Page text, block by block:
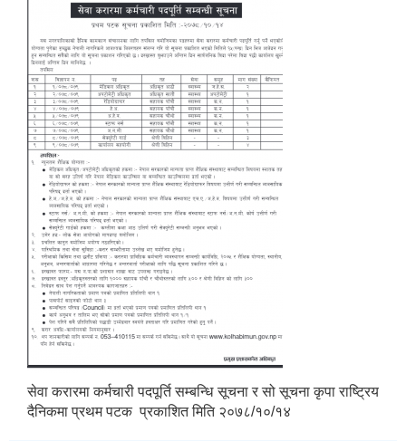
सेवा करारमा कर्मचारी पदपूर्ति सम्बन्धि सूचना र सो सूचना कृपा राष्ट्रिय
दैनिकमा प्रथम पटक प्रकाशित मिति २०७८/१०/१४